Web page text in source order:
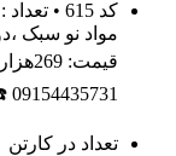
☎️ 09154435731 ⚠️ فروش به صورت
تعداد در کارتن